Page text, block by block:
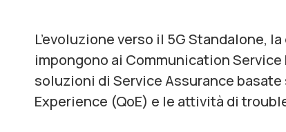
L’evoluzione verso il 5G Standalone,
impongono ai Communication
soluzioni di Service Assurance
Experience (QoE) e le attività di